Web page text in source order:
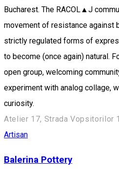
Bucharest. The RACOL▲J
movement of resistance against
strictly regulated forms of
to become (once again) natural.
open group, welcoming
experiment with analog collage,
curiosity.
Atelier 17, Strada Vopsitorilor
Artisan
Balerina Pottery